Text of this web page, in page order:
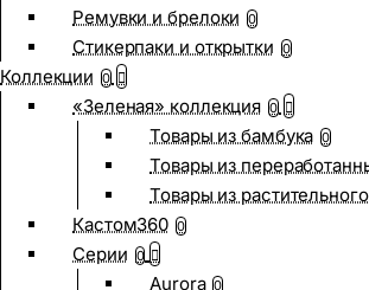
Ремувки и брелоки 0
Стикерпаки и открытки 0
Коллекции 0
«Зеленая» коллекция 0
Товары из бамбука 0
Товары из
Товары из
Кастом360 0
Серии 0
Aurora 0